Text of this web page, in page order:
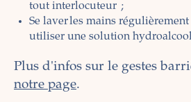
tout interlocuteur ;
Se laver les mains
utiliser une solution
Plus d'infos sur le gestes
notre page.